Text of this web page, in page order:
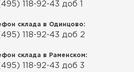
118-92-43 доб 1
склада в Одинцово:
118-92-43 доб 2
склада в Раменском:
118-92-43 доб 3